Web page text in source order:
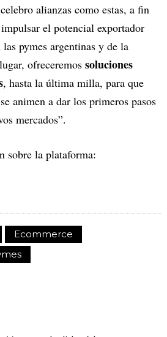
alianzas como estas, a fin
el potencial exportador
pymes argentinas y de la
ofreceremos soluciones
, hasta la última milla, para que
animen a dar los primeros pasos
mercados”.
sobre la plataforma:
Ecommerce